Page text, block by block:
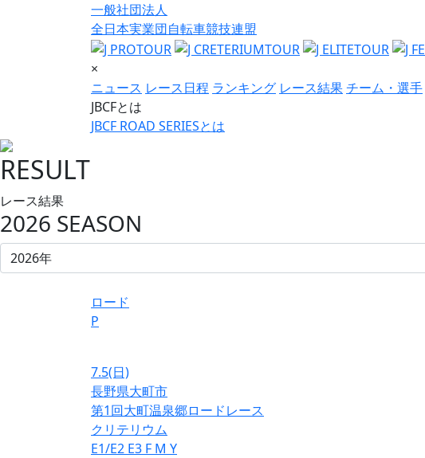
一般社団法人
全日本実業団自転車競技連盟
×
ニュース レース日程 ランキング レース結果チーム・選手
JBCFとは
JBCF ROAD SERIESとは
RESULT
レース結果
2026 SEASON
ロード
P
7.5(日)
長野県大町市
第1回大町温泉郷ロードレース
クリテリウム
E1/E2 E3 F M Y